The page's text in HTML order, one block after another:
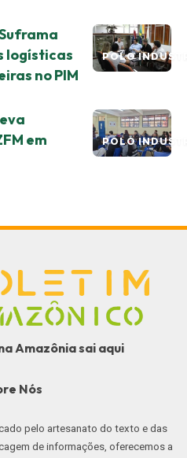
POLO
logísticas
no PIM
POLO
em
Amazônia sai aqui
Nós
pelo artesanato do texto e das
de informações, oferecemos a